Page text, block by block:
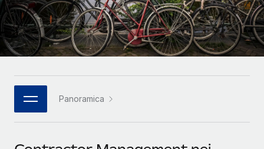
Português (Portugal)
日本語
Panoramica